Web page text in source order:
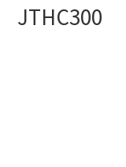
JTHC300